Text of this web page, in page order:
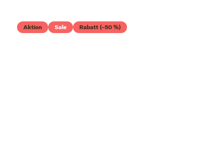
Aktion Sale Rabatt (–50 %)